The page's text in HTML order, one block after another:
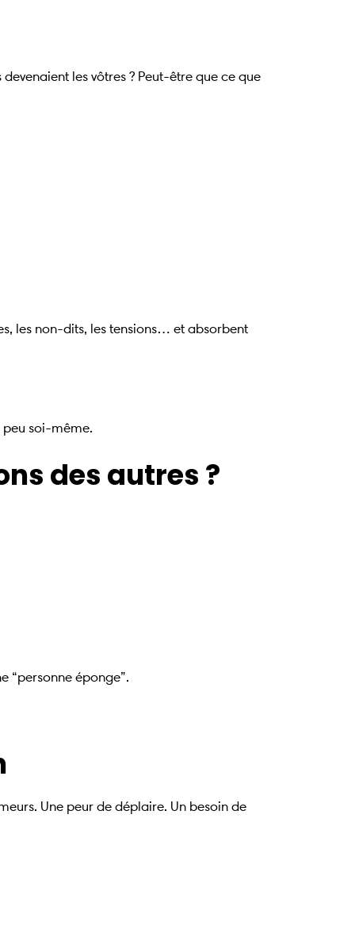
les vôtres ? Peut-être que ce que
les non-dits, les tensions… et absorbent
peu soi-même.
des autres ?
“personne éponge”.
Une peur de déplaire. Un besoin de